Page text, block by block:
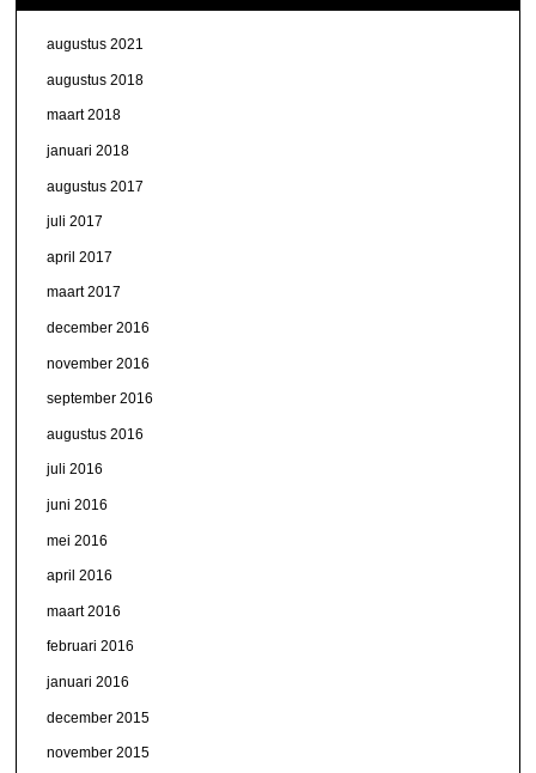
augustus 2021
augustus 2018
maart 2018
januari 2018
augustus 2017
juli 2017
april 2017
maart 2017
december 2016
november 2016
september 2016
augustus 2016
juli 2016
juni 2016
mei 2016
april 2016
maart 2016
februari 2016
januari 2016
december 2015
november 2015